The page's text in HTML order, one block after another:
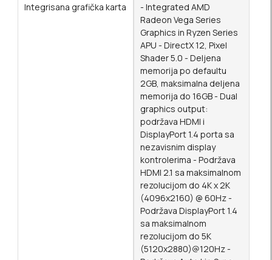
Integrisana grafička karta
- Integrated AMD
Radeon Vega Series
Graphics in Ryzen Series
APU - DirectX 12, Pixel
Shader 5.0 - Deljena
memorija po defaultu
2GB, maksimalna deljena
memorija do 16GB - Dual
graphics output:
podržava HDMI i
DisplayPort 1.4 porta sa
nezavisnim display
kontrolerima - Podržava
HDMI 2.1 sa maksimalnom
rezolucijom do 4K x 2K
(4096x2160) @ 60Hz -
Podržava DisplayPort 1.4
sa maksimalnom
rezolucijom do 5K
(5120x2880)@120Hz -